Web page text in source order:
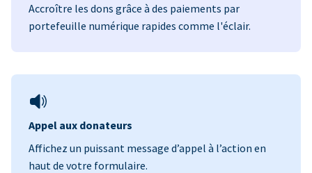
Accroître les dons grâce à des paiements par
portefeuille numérique rapides comme l'éclair.
Appel aux donateurs
Affichez un puissant message d’appel à l’action en
haut de votre formulaire.